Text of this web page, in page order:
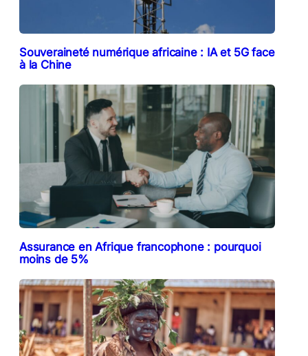
Souveraineté numérique africaine : IA et 5G face
à la Chine
Assurance en Afrique francophone : pourquoi
moins de 5%